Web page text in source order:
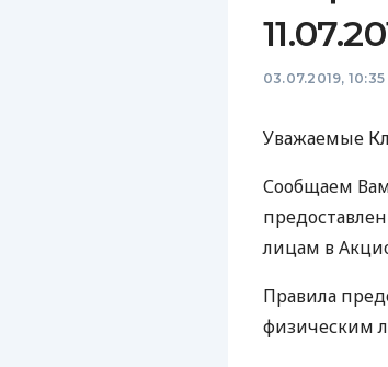
03.07.2019, 10:35
Уважаемые
Сообщаем
лицам в
Правила
физическим